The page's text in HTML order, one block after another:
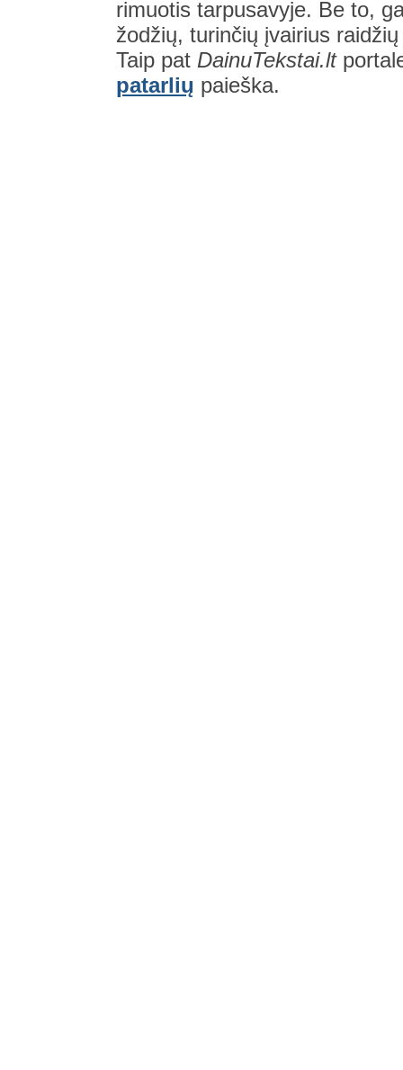
rimuotis tarpusavyje. Be to,
žodžių, turinčių įvairius
Taip pat DainuTekstai.lt
patarlių paieška.